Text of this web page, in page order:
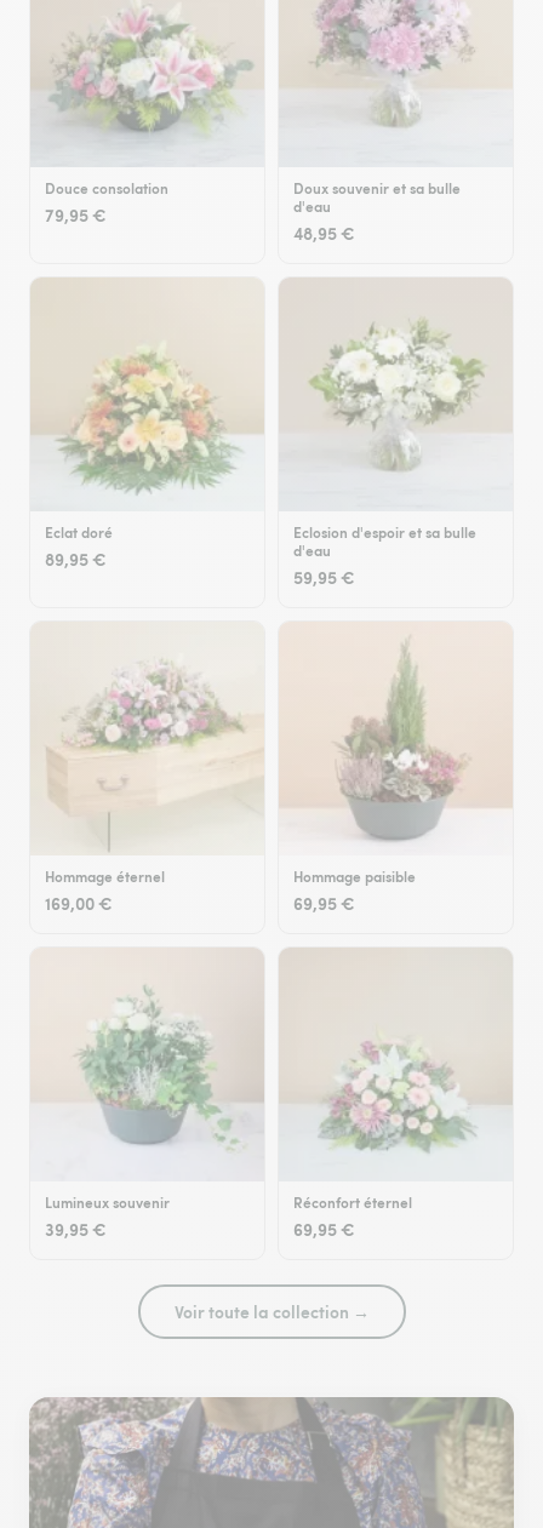
Douce consolation
79,95 €
Doux souvenir et sa bulle
d'eau
48,95 €
Eclat doré
89,95 €
Eclosion d'espoir et sa bulle
d'eau
59,95 €
Hommage éternel
169,00 €
Hommage paisible
69,95 €
Lumineux souvenir
39,95 €
Réconfort éternel
69,95 €
Voir toute la collection →